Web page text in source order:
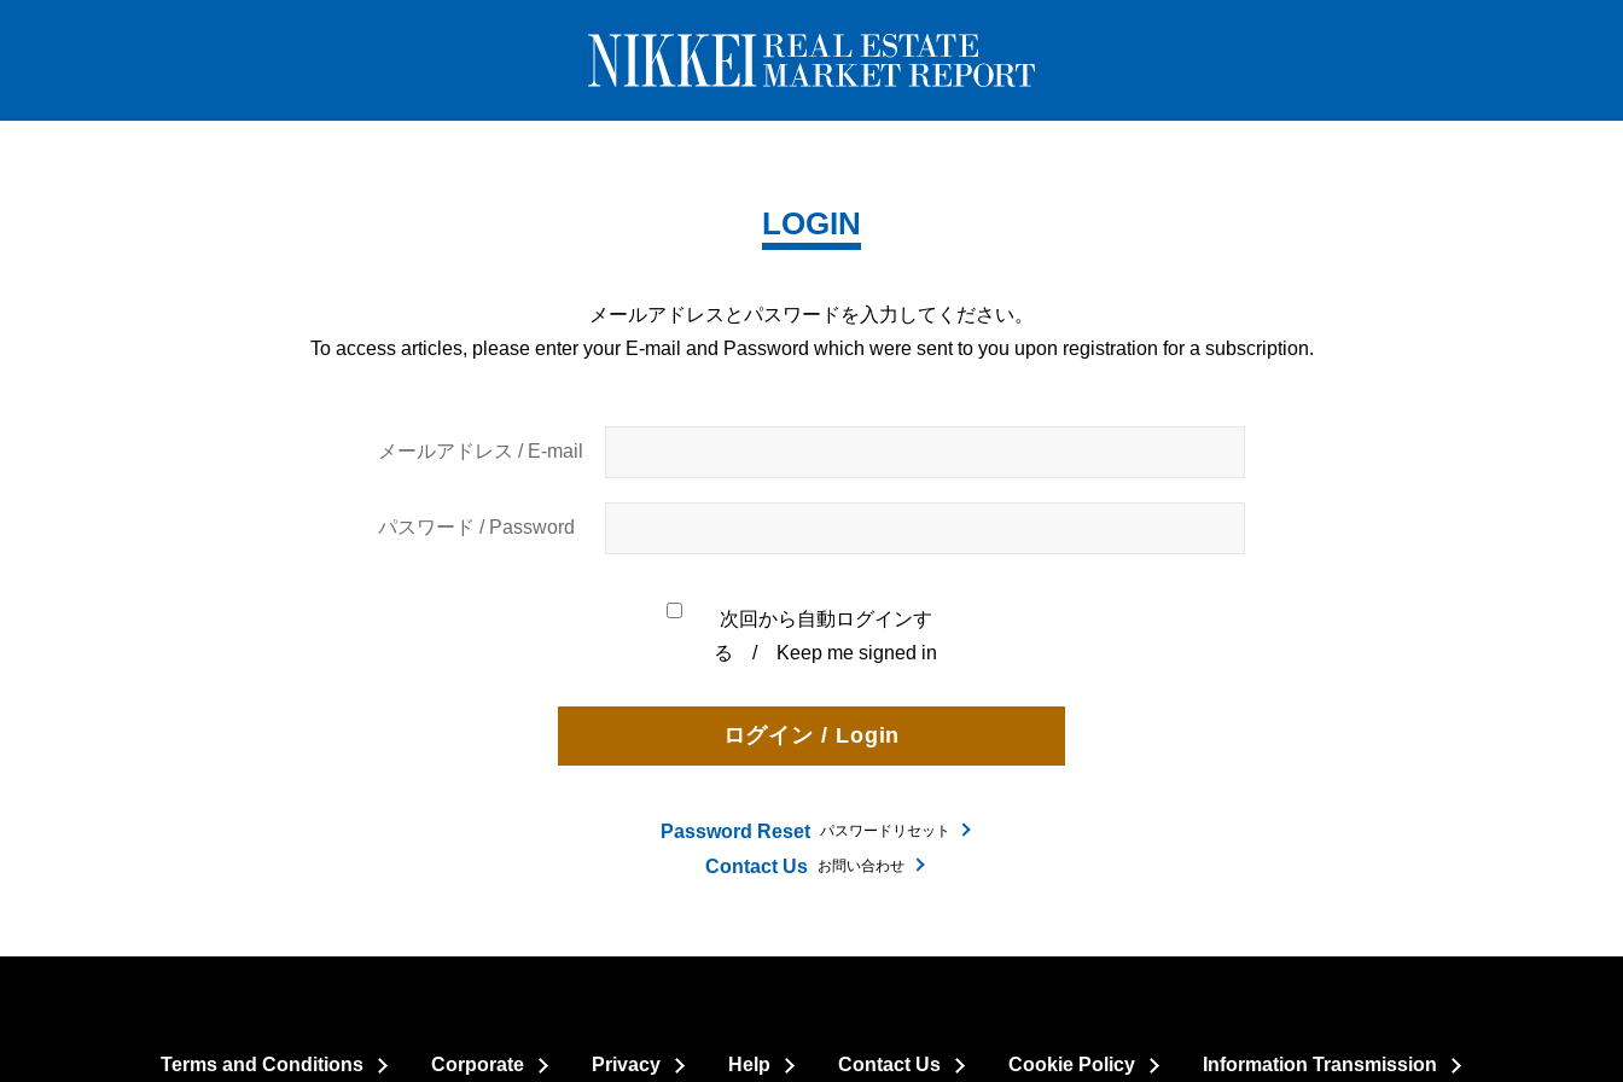
LOGIN
メールアドレスとパスワードを 入力してください。
To access articles, please enter your E-mail and Password which were sent to you upon registration for a subscription.
メールアドレス / E-mail
パスワード / Password
次回から自動ログインす
る / Keep me signed in
Password Reset パスワードリセット
Contact Us お問い合わせ
Terms and Conditions Corporate Privacy Help Contact Us Cookie Policy Information Transmission